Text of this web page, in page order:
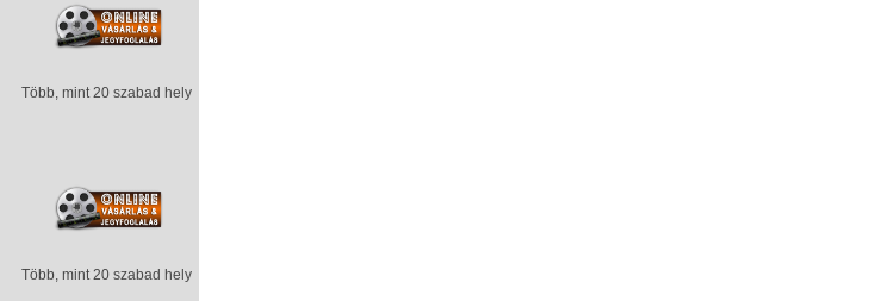
Több, mint 20 szabad hely
Több, mint 20 szabad hely